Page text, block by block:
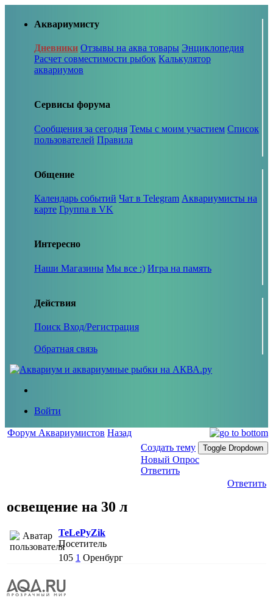
Аквариумисту
Дневники Отзывы на аква товары Энциклопедия
Расчет совместимости рыбок Калькулятор
аквариумов
Сервисы форума
Сообщения за сегодня Темы с моим участием Список
пользователей Правила
Общение
Календарь событий Чат в Telegram Аквариумисты на
карте Группа в VK
Интересно
Наши Магазины Мы все :) Игра на память
Действия
Поиск Вход/Регистрация
Обратная связь
Войти
Форум Аквариумистов Назад
Создать тему
Toggle Dropdown
Новый Опрос
Ответить
Ответить
освещение на 30 л
TeLePyZik
Посетитель
105 1 Оренбург